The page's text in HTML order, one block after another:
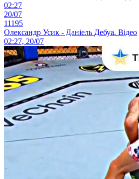
02:27
20/07
11195
Олександр Усик - Даніель Дебуа. Відео
02:27, 20/07